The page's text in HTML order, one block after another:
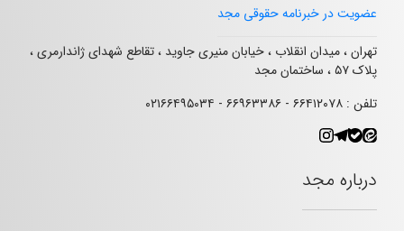
عضویت در خبرنامه حقوقی مجد
تهران ، میدان انقلاب ، خیابان منیری جاوید ، تقاطع شهدای ژاندارمری ،
پلاک ۵۷ ، ساختمان مجد
تلفن : ۶۶۴۱۲۰۷۸ - ۶۶۹۶۳۳۸۶ - ۰۲۱۶۶۴۹۵۰۳۴
درباره مجد